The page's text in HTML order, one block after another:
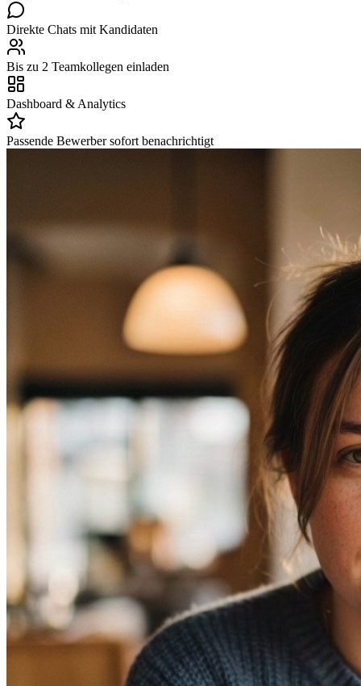
Direkte Chats mit Kandidaten
Bis zu 2 Teamkollegen einladen
Dashboard & Analytics
Passende Bewerber sofort benachrichtigt